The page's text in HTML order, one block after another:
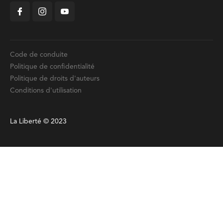
Code de conduite
Politique de confidentialité
Politique de droits d'auteurs
Conditions d'utilisation
La Liberté © 2023